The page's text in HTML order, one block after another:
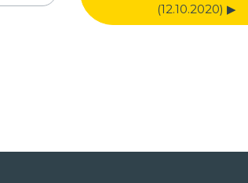
(12.10.2020) ▶︎